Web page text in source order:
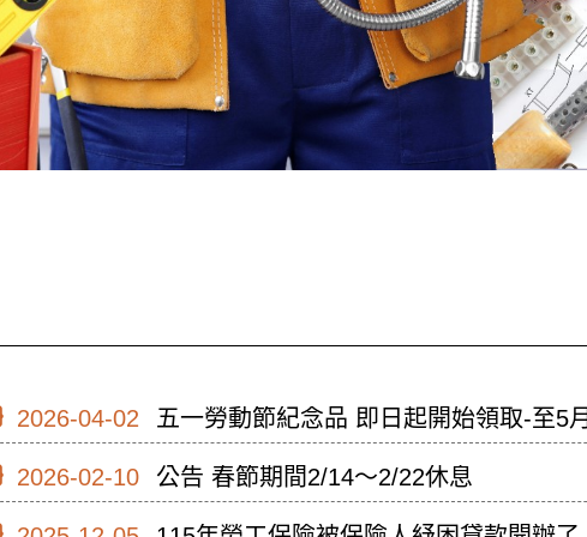
2026-04-02 五一勞動節紀念品 即日起開始領取-至5
2026-02-10 公告 春節期間2/14～2/22休息